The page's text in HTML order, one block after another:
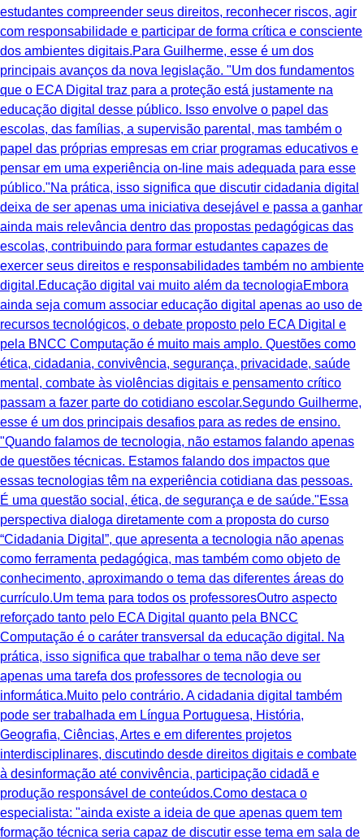
estudantes compreender seus direitos, reconhecer riscos, agir
com responsabilidade e participar de forma crítica e consciente
dos ambientes digitais.Para Guilherme, esse é um dos
principais avanços da nova legislação. "Um dos fundamentos
que o ECA Digital traz para a proteção está justamente na
educação digital desse público. Isso envolve o papel das
escolas, das famílias, a supervisão parental, mas também o
papel das próprias empresas em criar programas educativos e
pensar em uma experiência on-line mais adequada para esse
público."Na prática, isso significa que discutir cidadania digital
deixa de ser apenas uma iniciativa desejável e passa a ganhar
ainda mais relevância dentro das propostas pedagógicas das
escolas, contribuindo para formar estudantes capazes de
exercer seus direitos e responsabilidades também no ambiente
digital.Educação digital vai muito além da tecnologiaEmbora
ainda seja comum associar educação digital apenas ao uso de
recursos tecnológicos, o debate proposto pelo ECA Digital e
pela BNCC Computação é muito mais amplo. Questões como
ética, cidadania, convivência, segurança, privacidade, saúde
mental, combate às violências digitais e pensamento crítico
passam a fazer parte do cotidiano escolar.Segundo Guilherme,
esse é um dos principais desafios para as redes de ensino.
"Quando falamos de tecnologia, não estamos falando apenas
de questões técnicas. Estamos falando dos impactos que
essas tecnologias têm na experiência cotidiana das pessoas.
É uma questão social, ética, de segurança e de saúde."Essa
perspectiva dialoga diretamente com a proposta do curso
“Cidadania Digital”, que apresenta a tecnologia não apenas
como ferramenta pedagógica, mas também como objeto de
conhecimento, aproximando o tema das diferentes áreas do
currículo.Um tema para todos os professoresOutro aspecto
reforçado tanto pelo ECA Digital quanto pela BNCC
Computação é o caráter transversal da educação digital. Na
prática, isso significa que trabalhar o tema não deve ser
apenas uma tarefa dos professores de tecnologia ou
informática.Muito pelo contrário. A cidadania digital também
pode ser trabalhada em Língua Portuguesa, História,
Geografia, Ciências, Artes e em diferentes projetos
interdisciplinares, discutindo desde direitos digitais e combate
à desinformação até convivência, participação cidadã e
produção responsável de conteúdos.Como destaca o
especialista: "ainda existe a ideia de que apenas quem tem
formação técnica seria capaz de discutir esse tema em sala de